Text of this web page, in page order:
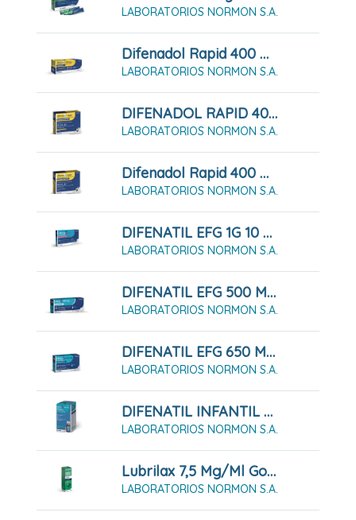
LABORATORIOS NORMON S.A.
Difenadol Rapid 400 Mg 20 Comprimidos Recubiertos Con Película
LABORATORIOS NORMON S.A.
DIFENADOL RAPID 400 Mg Granulado Para Solución Oral 12 Sobres
LABORATORIOS NORMON S.A.
Difenadol Rapid 400 Mg Granulado Para Solución Oral 20 Sobres
LABORATORIOS NORMON S.A.
DIFENATIL EFG 1G 10 Comprimidos
LABORATORIOS NORMON S.A.
DIFENATIL EFG 500 MG 20 Comprimidos
LABORATORIOS NORMON S.A.
DIFENATIL EFG 650 MG 20 Comprimidos
LABORATORIOS NORMON S.A.
DIFENATIL INFANTIL 100 MG/ML Solución Oral 90 Ml
LABORATORIOS NORMON S.A.
Lubrilax 7,5 Mg/ml Gotas Orales En Solución 30 Ml
LABORATORIOS NORMON S.A.